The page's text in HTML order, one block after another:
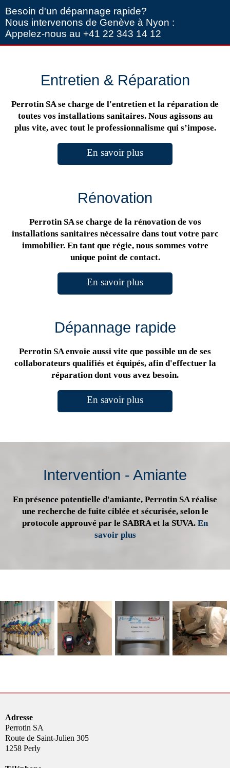
Besoin d'un dépannage rapide?
Nous intervenons de Genève à Nyon :
Appelez-nous au +41 22 343 14 12
Entretien & Réparation
Perrotin SA se charge de l'entretien et la réparation de
toutes vos installations sanitaires. Nous agissons au
plus vite, avec tout le professionnalisme qui s’impose.
En savoir plus
Rénovation
Perrotin SA se charge de la rénovation de vos
installations sanitaires nécessaire dans tout votre parc
immobilier. En tant que régie, nous sommes votre
unique point de contact.
En savoir plus
Dépannage rapide
Perrotin SA envoie aussi vite que possible un de ses
collaborateurs qualifiés et équipés, afin d'effectuer la
réparation dont vous avez besoin.
En savoir plus
Intervention - Amiante
En présence potentielle d'amiante, Perrotin SA réalise
une recherche de fuite ciblée et sécurisée, selon le
protocole approuvé par le SABRA et la SUVA. En
savoir plus
Adresse
Perrotin SA
Route de Saint-Julien 305
1258 Perly